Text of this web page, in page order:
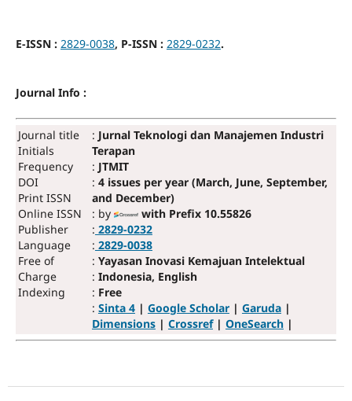
E-ISSN : 2829-0038, P-ISSN : 2829-0232.
Journal Info :
Journal title
Initials
Frequency
DOI
Print ISSN
Online ISSN
Publisher
Language
Free of
Charge
Indexing
: Jurnal Teknologi dan Manajemen Industri
Terapan
: JTMIT
: 4 issues per year (March, June, September,
and December)
: by
with Prefix 10.55826
: 2829-0232
: 2829-0038
: Yayasan Inovasi Kemajuan Intelektual
: Indonesia, English
: Free
: Sinta 4| Google Scholar| Garuda|
Dimensions| Crossref | OneSearch|